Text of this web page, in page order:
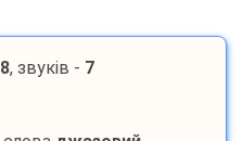
8, звуків - 7